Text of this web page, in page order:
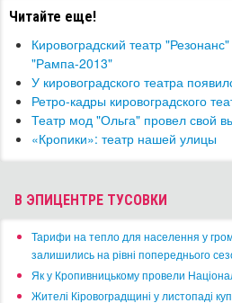
Читайте еще!
Кировоградский театр
"Рампа-2013"
У кировоградского театра
Ретро-кадры кировоградского
Театр мод "Ольга" провел свой
​«Кропики»: театр нашей улицы
В ЭПИЦЕНТРЕ ТУСОВКИ
​Тарифи на тепло для населення у
залишились на рівні попереднього
​Як у Кропивницькому провели
​Жителі Кіровоградщині у листопаді